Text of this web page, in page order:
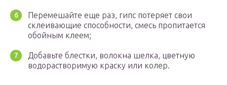
Перемешайте еще раз, гипс потеряет свои
склеивающие способности, смесь пропитается
обойным клеем;
Добавьте блестки, волокна шелка, цветную
водорастворимую краску или колер.